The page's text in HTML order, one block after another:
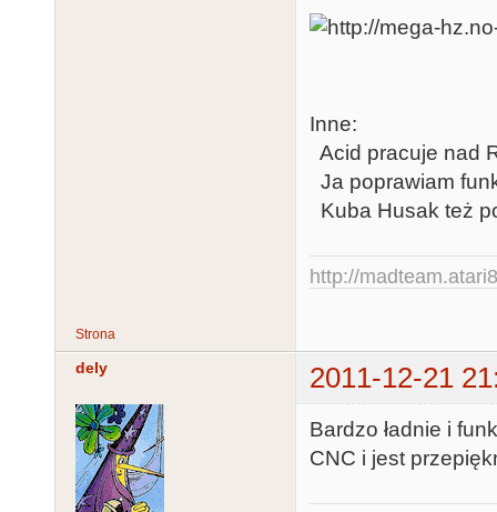
Inne:
Acid pracuje nad
Ja poprawiam
Kuba Husak też
http://
Strona
dely 2011-12-21
Bardzo ładnie i
CNC i jest